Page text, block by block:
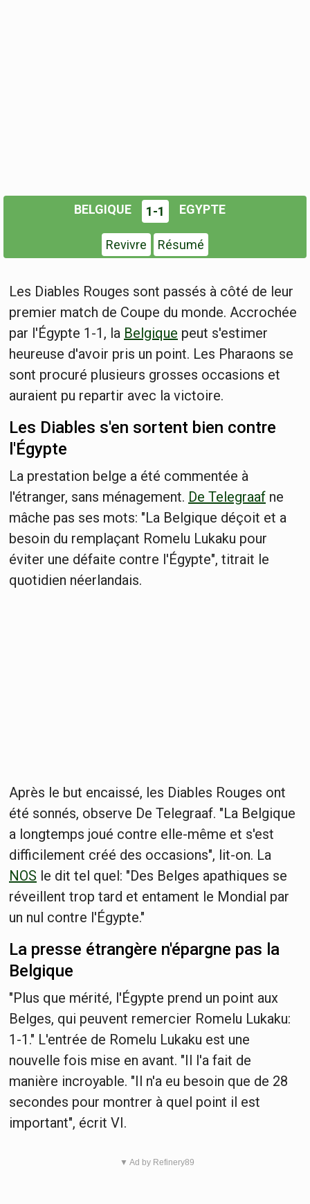
BELGIQUE 1-1 EGYPTE
Revivre Résumé
Les Diables Rouges sont passés à côté de leur
premier match de Coupe du monde. Accrochée
par l'Égypte 1-1, la Belgique peut s'estimer
heureuse d'avoir pris un point. Les Pharaons se
sont procuré plusieurs grosses occasions et
auraient pu repartir avec la victoire.
Les Diables s'en sortent bien contre
l'Égypte
La prestation belge a été commentée à
l'étranger, sans ménagement. De Telegraaf ne
mâche pas ses mots: "La Belgique déçoit et a
besoin du remplaçant Romelu Lukaku pour
éviter une défaite contre l'Égypte", titrait le
quotidien néerlandais.
Après le but encaissé, les Diables Rouges ont
été sonnés, observe De Telegraaf. "La Belgique
a longtemps joué contre elle-même et s'est
difficilement créé des occasions", lit-on. La
NOS le dit tel quel: "Des Belges apathiques se
réveillent trop tard et entament le Mondial par
un nul contre l'Égypte."
La presse étrangère n'épargne pas la
Belgique
"Plus que mérité, l'Égypte prend un point aux
Belges, qui peuvent remercier Romelu Lukaku:
1-1." L'entrée de Romelu Lukaku est une
nouvelle fois mise en avant. "Il l'a fait de
manière incroyable. "Il n'a eu besoin que de 28
secondes pour montrer à quel point il est
important", écrit VI.
▼ Ad by Refinery89